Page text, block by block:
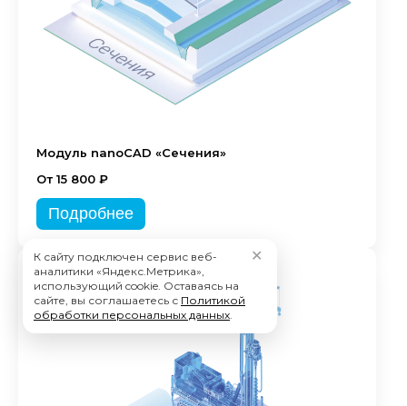
Модуль nanoCAD «Сечения»
От 15 800 ₽
Подробнее
К сайту подключен сервис веб-
аналитики «Яндекс.Метрика»,
использующий cookie. Оставаясь на
сайте, вы соглашаетесь с Политикой
обработки персональных данных.
✕